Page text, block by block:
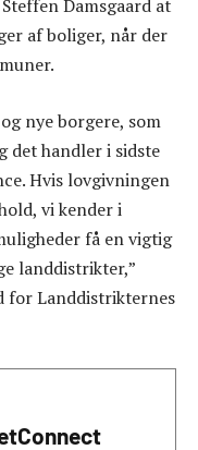
Damsgaard at
af boliger, når der
nye borgere, som
det handler i sidste
Hvis lovgivningen
vi kender i
få en vigtig
landdistrikter,”
for Landdistrikternes